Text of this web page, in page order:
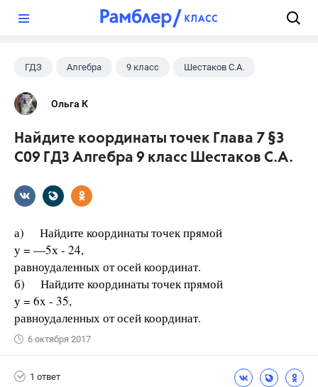
ГДЗ Алгебра 9 класс Шестаков С.А.
Ольга К
Найдите координаты точек Глава 7 §3
С09 ГДЗ Алгебра 9 класс Шестаков С.А.
а) Найдите координаты точек прямой
у = —5х - 24,
равноудаленных от осей координат.
б) Найдите координаты точек прямой
у = 6x - 35,
равноудаленных от осей координат.
6 октября 2017
1 ответ